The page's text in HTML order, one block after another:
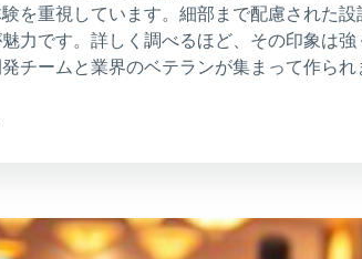
を重視しています。細部まで配慮された
力です。詳しく調べるほど、その印象は
チームと業界のベテランが集まって作ら